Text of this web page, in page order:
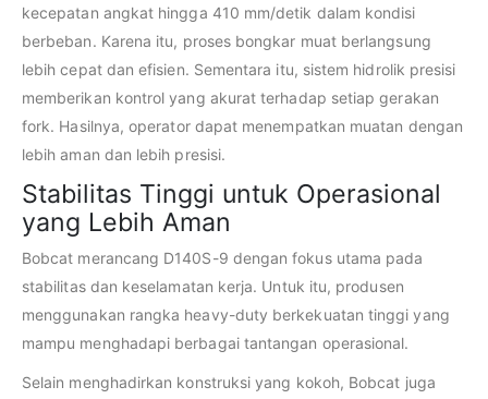
kecepatan angkat hingga 410 mm/detik dalam kondisi
berbeban. Karena itu, proses bongkar muat berlangsung
lebih cepat dan efisien. Sementara itu, sistem hidrolik presisi
memberikan kontrol yang akurat terhadap setiap gerakan
fork. Hasilnya, operator dapat menempatkan muatan dengan
lebih aman dan lebih presisi.
Stabilitas Tinggi untuk Operasional
yang Lebih Aman
Bobcat merancang D140S-9 dengan fokus utama pada
stabilitas dan keselamatan kerja. Untuk itu, produsen
menggunakan rangka heavy-duty berkekuatan tinggi yang
mampu menghadapi berbagai tantangan operasional.
Selain menghadirkan konstruksi yang kokoh, Bobcat juga